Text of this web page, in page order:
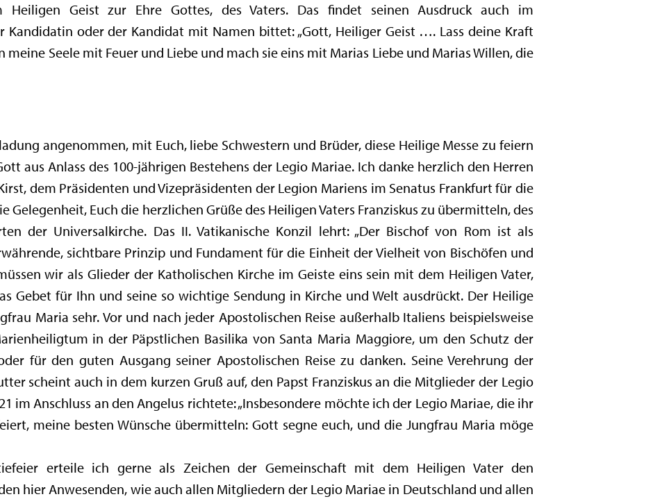
Heiligen Geist zur Ehre Gottes, des Vaters. Das findet seinen Ausdruck auch im
Kandidatin oder der Kandidat mit Namen bittet: „Gott, Heiliger Geist …. Lass deine Kraft
Seele mit Feuer und Liebe und mach sie eins mit Marias Liebe und Marias Willen, die
angenommen, mit Euch, liebe Schwestern und Brüder, diese Heilige Messe zu feiern
aus Anlass des 100-jährigen Bestehens der Legio Mariae. Ich danke herzlich den Herren
dem Präsidenten und Vizepräsidenten der Legion Mariens im Senatus Frankfurt für die
Gelegenheit, Euch die herzlichen Grüße des Heiligen Vaters Franziskus zu übermitteln, des
der Universalkirche. Das II. Vatikanische Konzil lehrt: „Der Bischof von Rom ist als
sichtbare Prinzip und Fundament für die Einheit der Vielheit von Bischöfen und
wir als Glieder der Katholischen Kirche im Geiste eins sein mit dem Heiligen Vater,
Gebet für Ihn und seine so wichtige Sendung in Kirche und Welt ausdrückt. Der Heilige
Maria sehr. Vor und nach jeder Apostolischen Reise außerhalb Italiens beispielsweise
in der Päpstlichen Basilika von Santa Maria Maggiore, um den Schutz der
für den guten Ausgang seiner Apostolischen Reise zu danken. Seine Verehrung der
scheint auch in dem kurzen Gruß auf, den Papst Franziskus an die Mitglieder der Legio
im Anschluss an den Angelus richtete: „Insbesondere möchte ich der Legio Mariae, die ihr
meine besten Wünsche übermitteln: Gott segne euch, und die Jungfrau Maria möge
erteile ich gerne als Zeichen der Gemeinschaft mit dem Heiligen Vater den
hier Anwesenden, wie auch allen Mitgliedern der Legio Mariae in Deutschland und allen